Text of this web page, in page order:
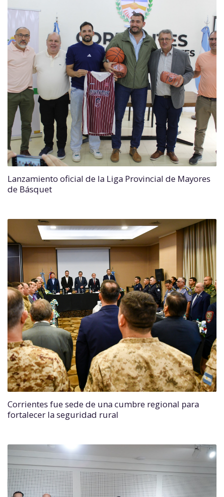
Lanzamiento oficial de la Liga Provincial de Mayores
de Básquet
Corrientes fue sede de una cumbre regional para
fortalecer la seguridad rural